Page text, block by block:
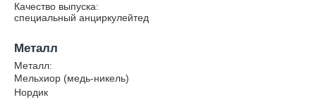
Качество выпуска:
специальный анциркулейтед
Металл
Металл:
Мельхиор (медь-никель)
Нордик